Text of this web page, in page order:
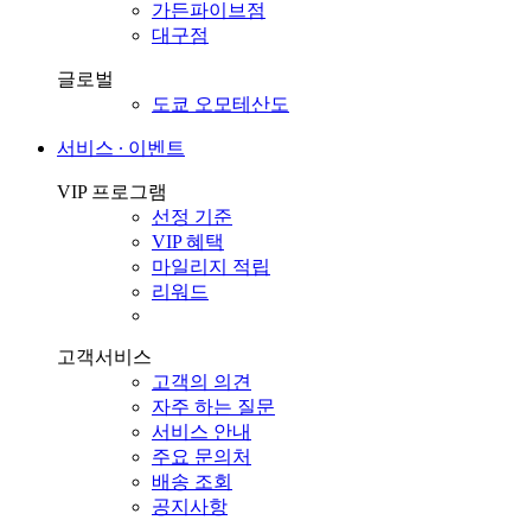
가든파이브점
대구점
글로벌
도쿄 오모테산도
서비스 ∙ 이벤트
VIP 프로그램
선정 기준
VIP 혜택
마일리지 적립
리워드
고객서비스
고객의 의견
자주 하는 질문
서비스 안내
주요 문의처
배송 조회
공지사항